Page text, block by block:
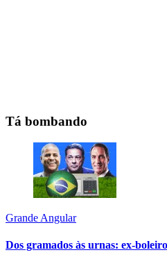
Tá bombando
Grande Angular
Dos gramados às urnas: ex-